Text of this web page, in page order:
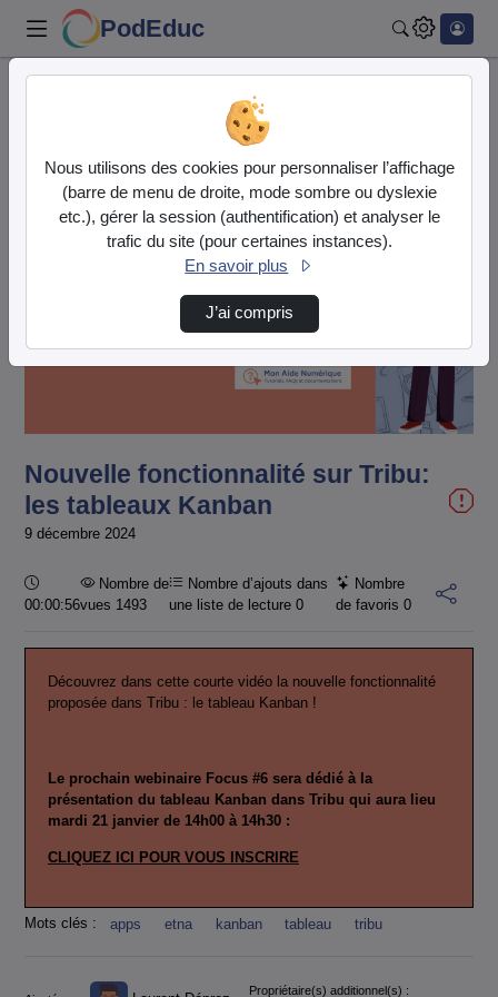
PodEduc
Nouvelle fonctionnalité sur Tribu: les table…
Lire
la
vidéo
Nouvelle fonctionnalité sur Tribu:
les tableaux Kanban
9 décembre 2024
Durée :
00:00:56
Nombre de
vues 1493
Nombre d’ajouts dans
une liste de lecture0
Nombre
de favoris 0
Découvrez dans cette courte vidéo la nouvelle fonctionnalité
proposée dans Tribu : le tableau Kanban !
Le prochain webinaire Focus #6 sera dédié à la
présentation du tableau Kanban dans Tribu qui aura lieu
mardi 21 janvier de 14h00 à 14h30 :
CLIQUEZ ICI POUR VOUS INSCRIRE
Mots clés : apps etna kanban tableau tribu
Propriétaire(s) additionnel(s) :
Nous utilisons des cookies pour personnaliser l’affichage
(barre de menu de droite, mode sombre ou dyslexie
etc.), gérer la session (authentification) et analyser le
trafic du site (pour certaines instances).
En savoir plus
J’ai compris